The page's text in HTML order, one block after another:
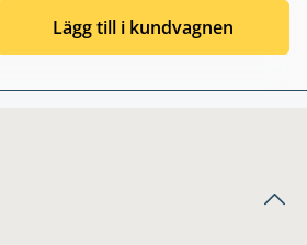
Lägg till i kundvagnen